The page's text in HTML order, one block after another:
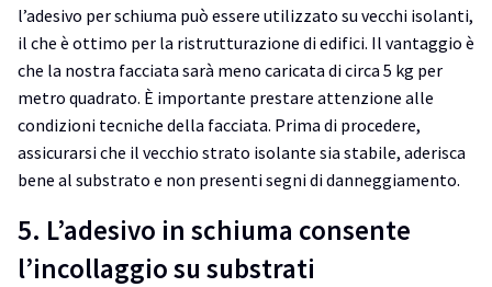
l’adesivo per schiuma può essere utilizzato su vecchi isolanti,
il che è ottimo per la ristrutturazione di edifici. Il vantaggio è
che la nostra facciata sarà meno caricata di circa 5 kg per
metro quadrato. È importante prestare attenzione alle
condizioni tecniche della facciata. Prima di procedere,
assicurarsi che il vecchio strato isolante sia stabile, aderisca
bene al substrato e non presenti segni di danneggiamento.
5. L’adesivo in schiuma consente
l’incollaggio su substrati